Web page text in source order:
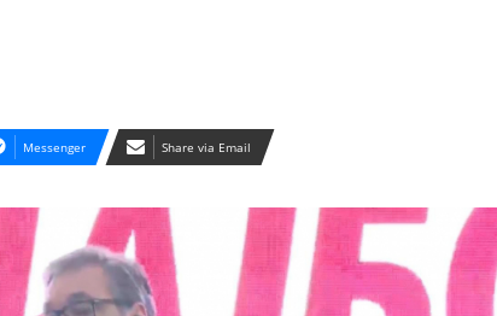
Messenger Share via Email